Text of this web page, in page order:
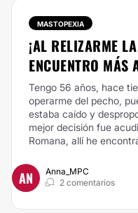
MASTOPEXIA
¡AL RELIZARME
ENCUENTRO MÁS
Tengo 56 años, hace
operarme del pecho,
estaba caído y
mejor decisión fue
Romana, allí he
AN
Anna_MPC
2 comentarios